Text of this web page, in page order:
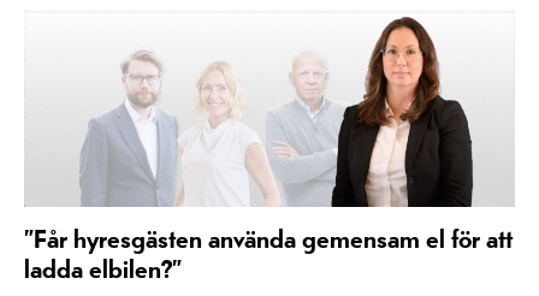
”Får hyresgästen använda gemensam el för att
ladda elbilen?”